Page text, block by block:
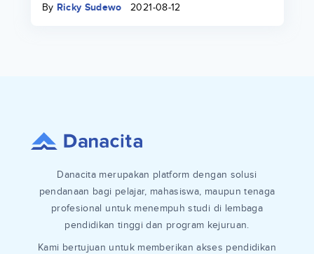
By Ricky Sudewo 2021-08-12
Danacita merupakan platform dengan solusi
pendanaan bagi pelajar, mahasiswa, maupun tenaga
profesional untuk menempuh studi di lembaga
pendidikan tinggi dan program kejuruan.
Kami bertujuan untuk memberikan akses pendidikan